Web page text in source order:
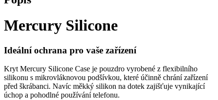
Mercury Silicone
Ideální ochrana pro vaše zařízení
Kryt Mercury Silicone Case je pouzdro vyrobené z flexibilního
silikonu s mikrovláknovou podšívkou, které účinně chrání zařízení
před škrábanci. Navíc měkký silikon na dotek zajišťuje vynikající
úchop a pohodlné používání telefonu.